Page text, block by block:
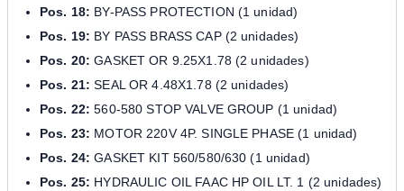
Pos. 18: BY-PASS PROTECTION (1 unidad)
Pos. 19: BY PASS BRASS CAP (2 unidades)
Pos. 20: GASKET OR 9.25X1.78 (2 unidades)
Pos. 21: SEAL OR 4.48X1.78 (2 unidades)
Pos. 22: 560-580 STOP VALVE GROUP (1 unidad)
Pos. 23: MOTOR 220V 4P. SINGLE PHASE (1 unidad)
Pos. 24: GASKET KIT 560/580/630 (1 unidad)
Pos. 25: HYDRAULIC OIL FAAC HP OIL LT. 1 (2 unidades)